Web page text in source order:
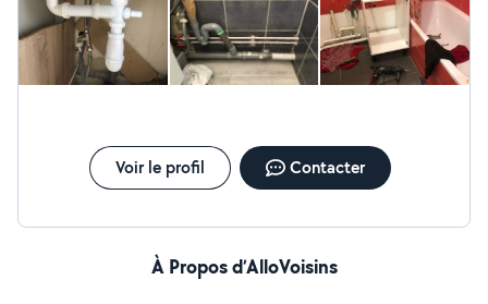
Voir le profil Contacter
À Propos d’AlloVoisins